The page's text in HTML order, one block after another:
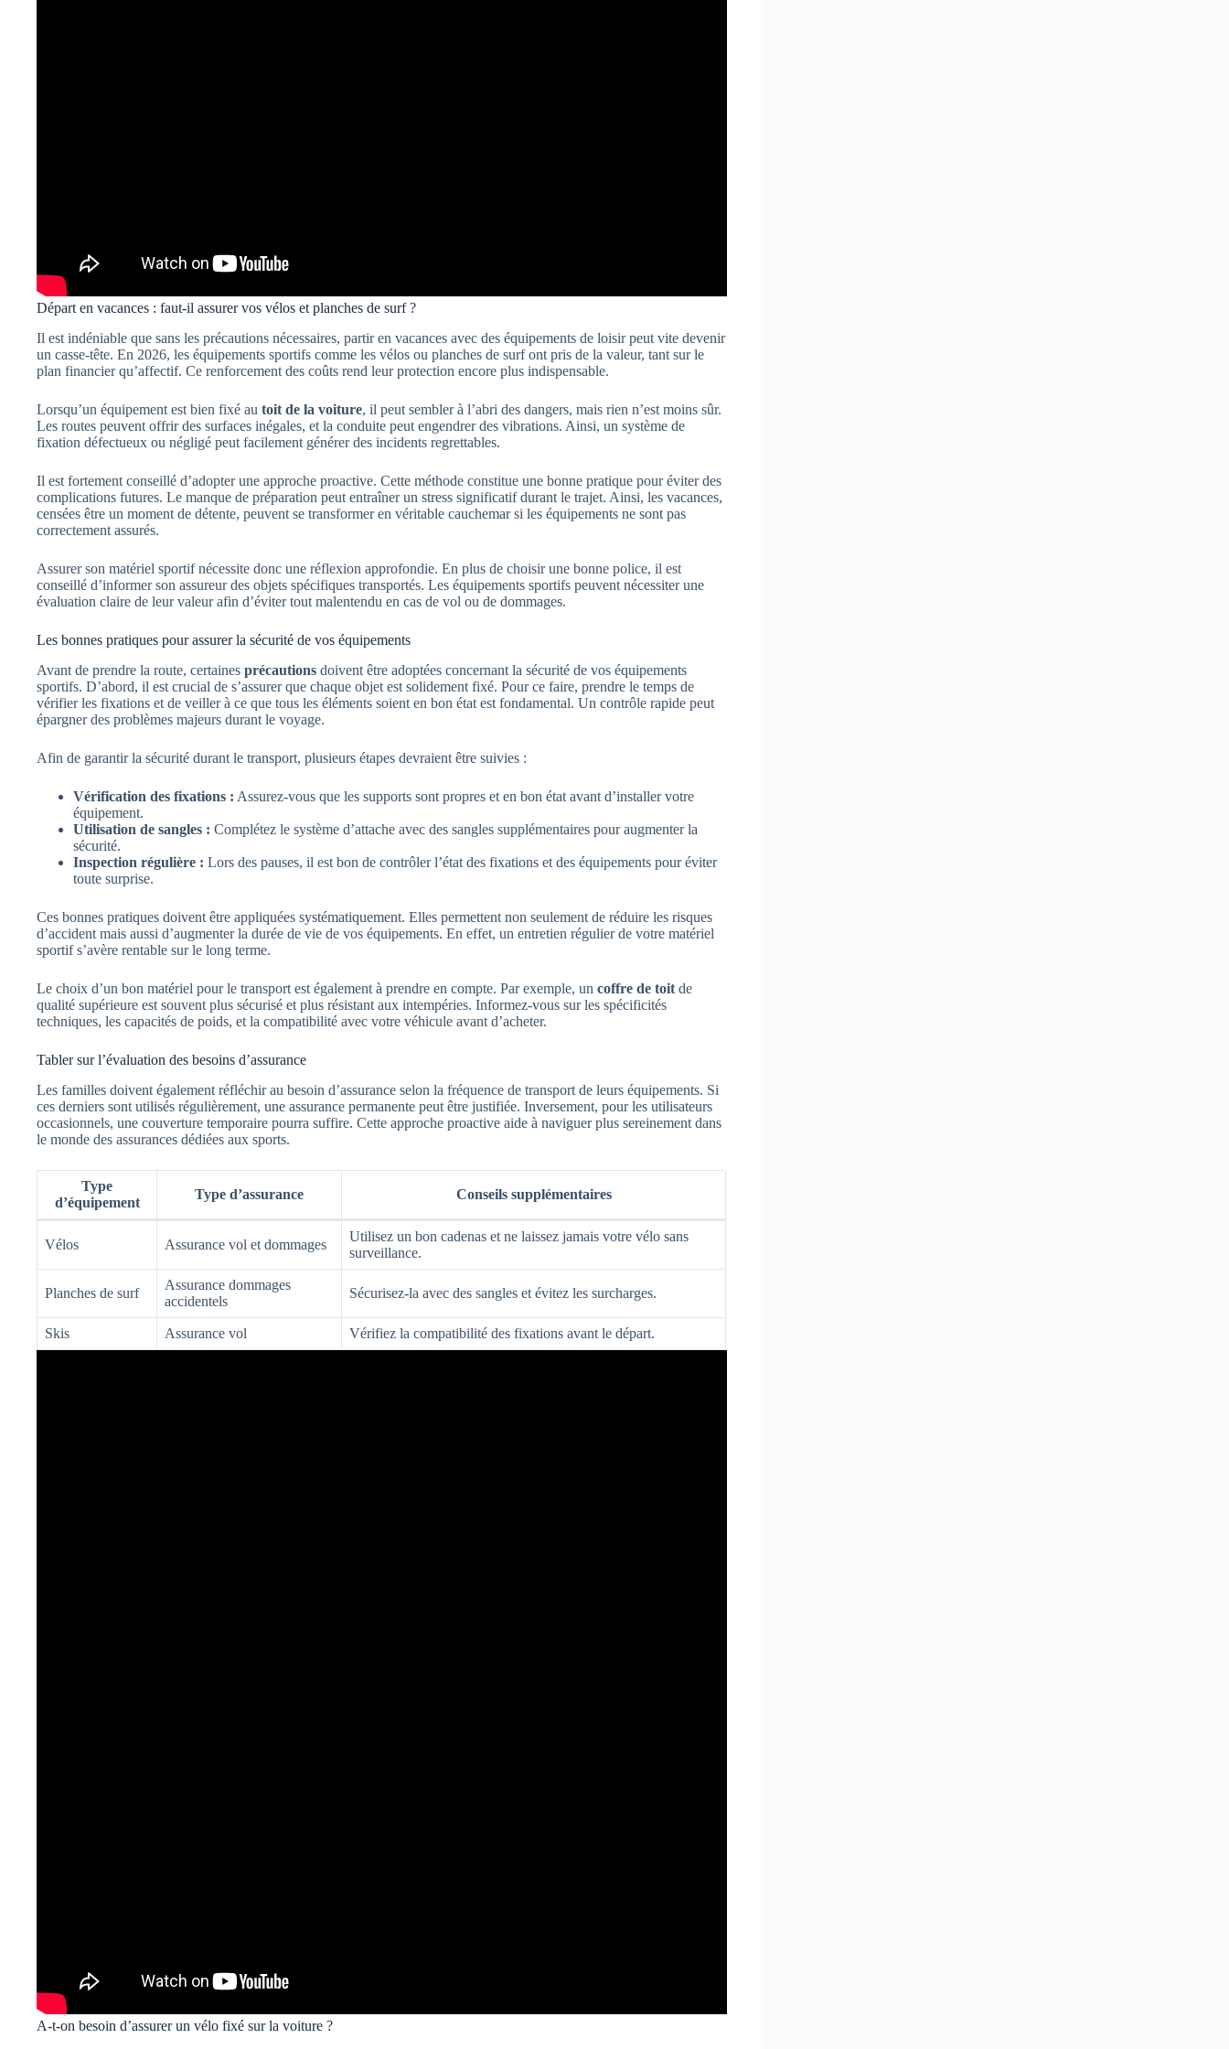
Départ en vacances : faut-il assurer vos vélos et planches de surf ?
Il est indéniable que sans les précautions nécessaires, partir en vacances avec des équipements de loisir peut vite devenir
un casse-tête. En 2026, les équipements sportifs comme les vélos ou planches de surf ont pris de la valeur, tant sur le
plan financier qu’affectif. Ce renforcement des coûts rend leur protection encore plus indispensable.
Lorsqu’un équipement est bien fixé au toit de la voiture, il peut sembler à l’abri des dangers, mais rien n’est moins sûr.
Les routes peuvent offrir des surfaces inégales, et la conduite peut engendrer des vibrations. Ainsi, un système de
fixation défectueux ou négligé peut facilement générer des incidents regrettables.
Il est fortement conseillé d’adopter une approche proactive. Cette méthode constitue une bonne pratique pour éviter des
complications futures. Le manque de préparation peut entraîner un stress significatif durant le trajet. Ainsi, les vacances,
censées être un moment de détente, peuvent se transformer en véritable cauchemar si les équipements ne sont pas
correctement assurés.
Assurer son matériel sportif nécessite donc une réflexion approfondie. En plus de choisir une bonne police, il est
conseillé d’informer son assureur des objets spécifiques transportés. Les équipements sportifs peuvent nécessiter une
évaluation claire de leur valeur afin d’éviter tout malentendu en cas de vol ou de dommages.
Les bonnes pratiques pour assurer la sécurité de vos équipements
Avant de prendre la route, certaines précautions doivent être adoptées concernant la sécurité de vos équipements
sportifs. D’abord, il est crucial de s’assurer que chaque objet est solidement fixé. Pour ce faire, prendre le temps de
vérifier les fixations et de veiller à ce que tous les éléments soient en bon état est fondamental. Un contrôle rapide peut
épargner des problèmes majeurs durant le voyage.
Afin de garantir la sécurité durant le transport, plusieurs étapes devraient être suivies :
Vérification des fixations : Assurez-vous que les supports sont propres et en bon état avant d’installer votre
équipement.
Utilisation de sangles : Complétez le système d’attache avec des sangles supplémentaires pour augmenter la
sécurité.
Inspection régulière : Lors des pauses, il est bon de contrôler l’état des fixations et des équipements pour éviter
toute surprise.
Ces bonnes pratiques doivent être appliquées systématiquement. Elles permettent non seulement de réduire les risques
d’accident mais aussi d’augmenter la durée de vie de vos équipements. En effet, un entretien régulier de votre matériel
sportif s’avère rentable sur le long terme.
Le choix d’un bon matériel pour le transport est également à prendre en compte. Par exemple, un coffre de toit de
qualité supérieure est souvent plus sécurisé et plus résistant aux intempéries. Informez-vous sur les spécificités
techniques, les capacités de poids, et la compatibilité avec votre véhicule avant d’acheter.
Tabler sur l’évaluation des besoins d’assurance
Les familles doivent également réfléchir au besoin d’assurance selon la fréquence de transport de leurs équipements. Si
ces derniers sont utilisés régulièrement, une assurance permanente peut être justifiée. Inversement, pour les utilisateurs
occasionnels, une couverture temporaire pourra suffire. Cette approche proactive aide à naviguer plus sereinement dans
le monde des assurances dédiées aux sports.
Type
d’équipement
Type d’assurance Conseils supplémentaires
Vélos Assurance vol et dommages
Utilisez un bon cadenas et ne laissez jamais votre vélo sans
surveillance.
Planches de surf
Assurance dommages
accidentels
Sécurisez-la avec des sangles et évitez les surcharges.
Skis Assurance vol Vérifiez la compatibilité des fixations avant le départ.
A-t-on besoin d’assurer un vélo fixé sur la voiture ?